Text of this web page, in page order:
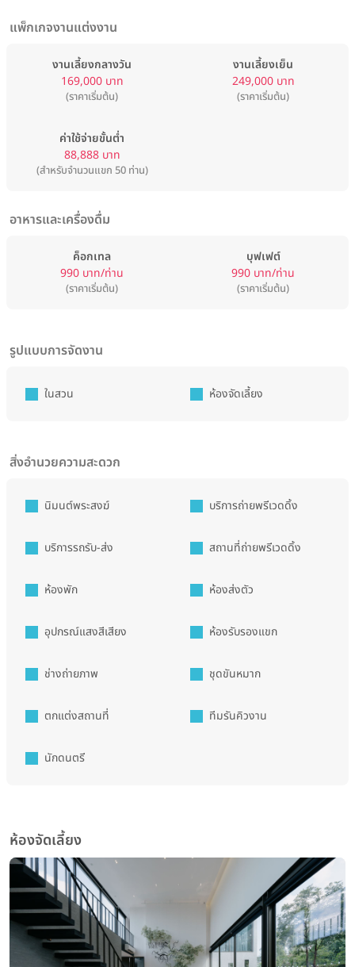
แพ็กเกจงานแต่งงาน
งานเลี้ยงกลางวัน
169,000 บาท
(ราคาเริ่มต้น)
งานเลี้ยงเย็น
249,000 บาท
(ราคาเริ่มต้น)
ค่าใช้จ่ายขั้นต่ำ
88,888 บาท
(สำหรับจำนวนแขก 50 ท่าน)
อาหารและเครื่องดื่ม
ค็อกเทล
990 บาท/ท่าน
(ราคาเริ่มต้น)
บุฟเฟต์
990 บาท/ท่าน
(ราคาเริ่มต้น)
รูปแบบการจัดงาน
ในสวน ห้องจัดเลี้ยง
สิ่งอำนวยความสะดวก
นิมนต์พระสงฆ์ บริการถ่ายพรีเวดดิ้ง
บริการรถรับ-ส่ง สถานที่ถ่ายพรีเวดดิ้ง
ห้องพัก ห้องส่งตัว
อุปกรณ์แสงสีเสียง ห้องรับรองแขก
ช่างถ่ายภาพ ชุดขันหมาก
ตกแต่งสถานที่ ทีมรันคิวงาน
นักดนตรี
ห้องจัดเลี้ยง